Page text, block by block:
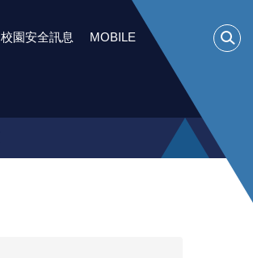
校園安全訊息 MOBILE